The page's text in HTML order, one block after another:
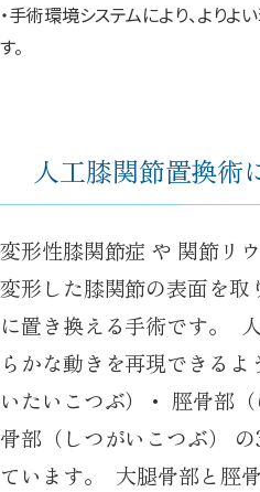
・手術環境システムにより、より
す。
人工膝関節置換術
変形性膝関節症 や 関節リ
変形した膝関節の表面を取
に置き換える手術です。
らかな動きを再現できる
いたいこつぶ）・ 脛骨部
骨部（しつがいこつぶ）
ています。 大腿骨部と脛